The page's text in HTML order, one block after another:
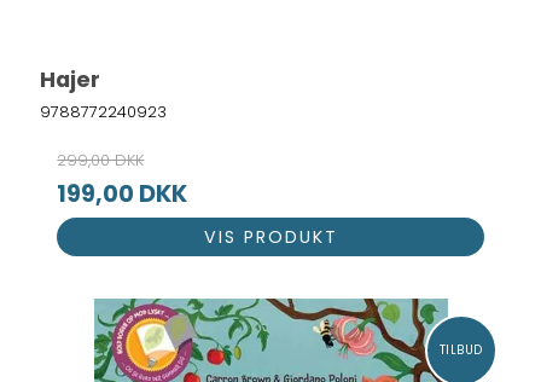
Hajer
9788772240923
299,00 DKK
199,00 DKK
VIS PRODUKT
TILBUD